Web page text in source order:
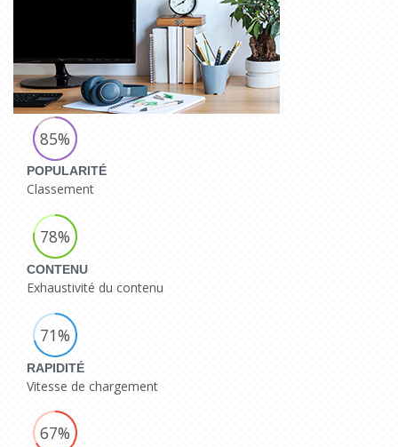
85%
POPULARITÉ
Classement
78%
CONTENU
Exhaustivité du contenu
71%
RAPIDITÉ
Vitesse de chargement
67%